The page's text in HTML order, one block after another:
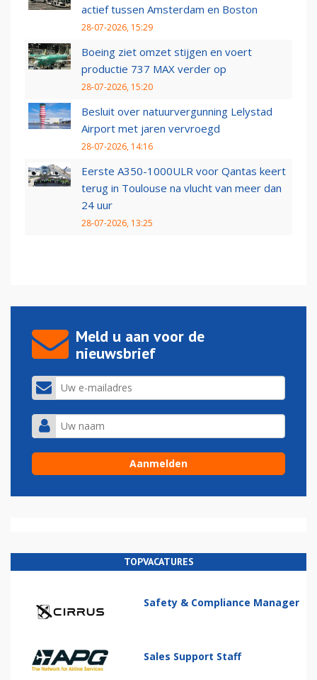
actief tussen Amsterdam en Boston
28-07-2026, 15:29
Boeing ziet omzet stijgen en voert
productie 737 MAX verder op
28-07-2026, 15:20
Besluit over natuurvergunning Lelystad
Airport met jaren vervroegd
28-07-2026, 14:16
Eerste A350-1000ULR voor Qantas keert
terug in Toulouse na vlucht van meer dan
24 uur
28-07-2026, 13:25
Meld u aan voor de
nieuwsbrief
TOPVACATURES
Safety & Compliance Manager
Sales Support Staff